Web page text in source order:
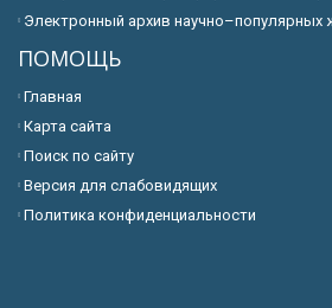
Электронный архив научно–популярных
ПОМОЩЬ
Главная
Карта сайта
Поиск по сайту
Версия для слабовидящих
Политика конфиденциальности